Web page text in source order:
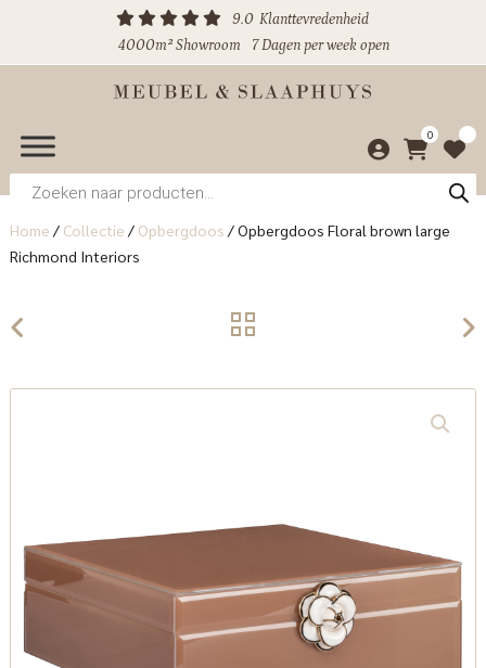
9.0 Klanttevredenheid
4000m² Showroom
7 Dagen per week open
0
Producten
zoeken
Home / Collectie / Opbergdoos /Opbergdoos Floral brown large
Richmond Interiors